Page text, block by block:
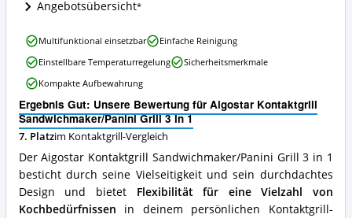
ist
Kontaktgrill
erhältlich?
Angebotsübersicht
Ergebnis Gut: Unsere Bewertung für Aigostar Kontaktgrill
Sandwichmaker/Panini Grill 3 in 1
7. Platzim Kontaktgrill-Vergleich
Der Aigostar Kontaktgrill Sandwichmaker/Panini Grill 3 in 1
besticht durch seine Vielseitigkeit und sein durchdachtes
Design und bietet Flexibilität für eine Vielzahl von
Kochbedürfnissen in deinem persönlichen Kontaktgrill-
Aigostar
Kontaktgrill
Sandwichmaker/Panini
Grill
in
1
Vorteile:
Was
spricht
für
diesen
Kontaktgrill?
Multifunktional einsetzbar
Einfache Reinigung
Einstellbare Temperaturregelung
Sicherheitsmerkmale
Kompakte Aufbewahrung